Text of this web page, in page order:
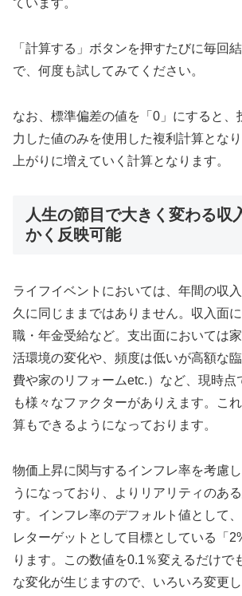
ています。
「計算する」ボタンを押すたびに毎回
で、何度も試してみてください。
なお、標準偏差の値を「0」にすると、
力した値のみを使用した複利計算とな
上がりに増えていく計算となります。
人生の節目で大きく変わる収
かく反映可能
ライフイベントにおいては、年間の収
久に同じままではありません。収入面
職・年金受給など。支出面においては
活環境の変化や、頻度は低いが高額な
費や家のリフォームetc.）など、現時点
も様々なファクターがありえます。こ
算もできるようになっております。
物価上昇に関与するインフレ率を考慮
うになっており、よりリアリティのあ
す。インフレ率のデフォルト値として
レターゲットとして目標としている「
ります。この数値を0.1％変えるだけで
な変化が生じますので、いろいろ変更